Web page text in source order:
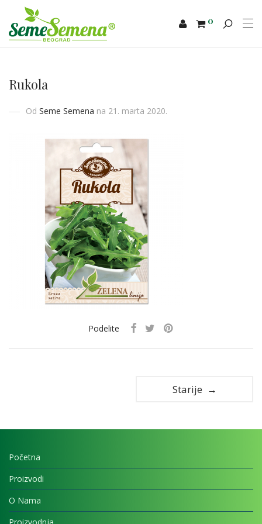
0
Rukola
Od Seme Semena na 21. marta 2020.
Podelite
Starije →
Početna
Proizvodi
O Nama